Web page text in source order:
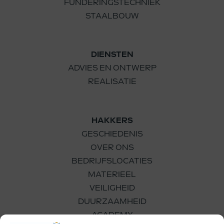
FUNDERINGSTECHNIEK
STAALBOUW
DIENSTEN
ADVIES EN ONTWERP
REALISATIE
HAKKERS
GESCHIEDENIS
OVER ONS
BEDRIJFSLOCATIES
MATERIEEL
VEILIGHEID
DUURZAAMHEID
ACADEMY